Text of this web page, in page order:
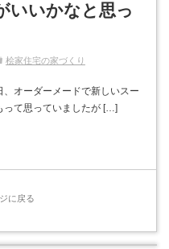
いいかなと思っ
桧家住宅の家づくり
オーダーメードで新しいスー
って思っていましたが […]
に戻る